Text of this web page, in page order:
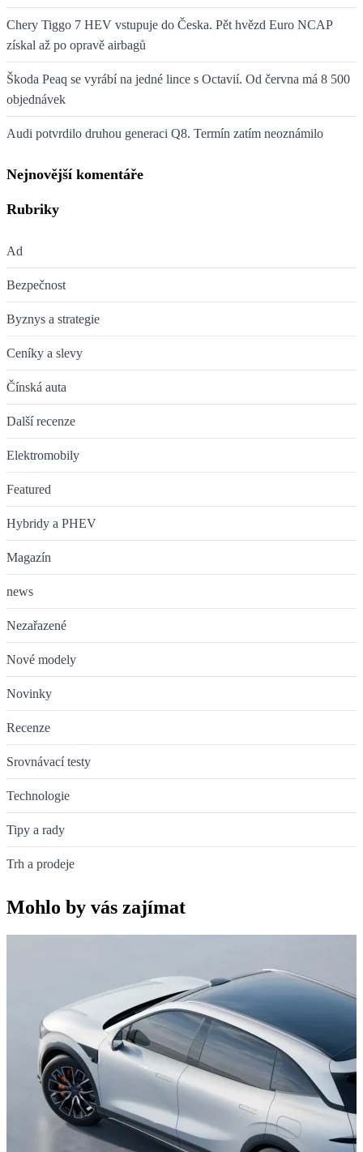
Chery Tiggo 7 HEV vstupuje do Česka. Pět hvězd Euro NCAP
získal až po opravě airbagů
Škoda Peaq se vyrábí na jedné lince s Octavií. Od června má 8 500
objednávek
Audi potvrdilo druhou generaci Q8. Termín zatím neoznámilo
Nejnovější komentáře
Rubriky
Ad
Bezpečnost
Byznys a strategie
Ceníky a slevy
Čínská auta
Další recenze
Elektromobily
Featured
Hybridy a PHEV
Magazín
news
Nezařazené
Nové modely
Novinky
Recenze
Srovnávací testy
Technologie
Tipy a rady
Trh a prodeje
Mohlo by vás zajímat